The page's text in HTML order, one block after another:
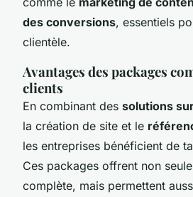
des conversions, essentiels
clientèle.
Avantages des packages
clients
En combinant des solutions
la création de site et le
les entreprises bénéficient de
Ces packages offrent non
complète, mais permettent